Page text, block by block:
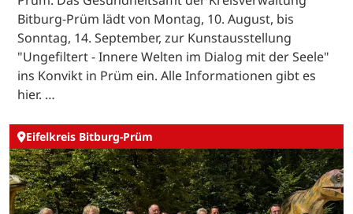
Bitburg-Prüm lädt von Montag, 10. August, bis
Sonntag, 14. September, zur Kunstausstellung
"Ungefiltert - Innere Welten im Dialog mit der Seele"
ins Konvikt in Prüm ein. Alle Informationen gibt es
hier. …
Eifelkreis Bitburg-Prüm